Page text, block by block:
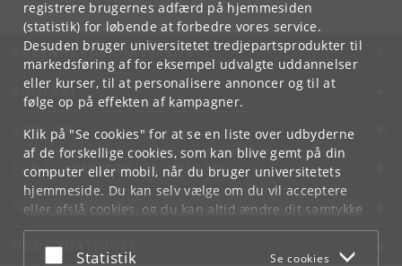
registrere brugernes adfærd på hjemmesiden
(statistik) for løbende at forbedre vores service.
Desuden bruger universitetet tredjepartsprodukter til
markedsføring af for eksempel udvalgte uddannelser
eller kurser, til at personalisere annoncer og til at
følge op på effekten af kampagner.
Klik på "Se cookies" for at se en liste over udbyderne
af de forskellige cookies, som kan blive gemt på din
computer eller mobil, når du bruger universitetets
hjemmeside. Du kan selv vælge om du vil acceptere
eller afslå cookies, og du kan altid ændre dit samtykke
underCookie- og privatlivspolitiksom du finder i
bunden af hver side.
Acceptér eller afslå
Statistik Se cookies
KØBENHAVNS UNIVERSITET
KONTAKT
SERVICES
FOR STUDERENDE OG ANSATTE
JOB OG KARRIERE
NØDSITUATIONER